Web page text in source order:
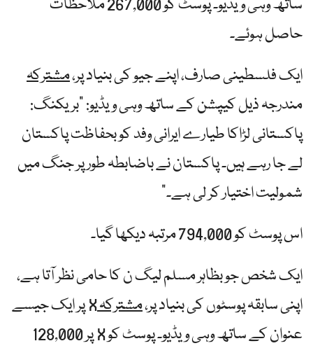
ساتھ وہی ویڈیو۔ پوسٹ کو 267,000 ملاحظات
حاصل ہوئے۔
ایک فلسطینی صارف، اپنے جیو کی بنیاد پر،مشترکہ
مندرجہ ذیل کیپشن کے ساتھ وہی ویڈیو: "بریکنگ:
پاکستانی لڑاکا طیارے ایرانی وفد کو بحفاظت پاکستان
لے جا رہے ہیں۔ پاکستان نے باضابطہ طور پر جنگ میں
شمولیت اختیار کر لی ہے۔”
اس پوسٹ کو 794,000 مرتبہ دیکھا گیا۔
ایک شخص جو بظاہر مسلم لیگ ن کا حامی نظر آتا ہے،
اپنی سابقہ ​​پوسٹوں کی بنیاد پر،مشترکہ X پر ایک جیسے
عنوان کے ساتھ وہی ویڈیو۔ پوسٹ کو X پر 128,000